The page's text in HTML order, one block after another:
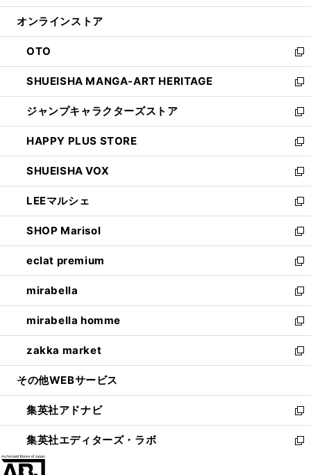
開
ン
ウ
で
開
く
ウ
ン
ド
ウ
で
開
く
オンラインストア
OTO
新
し
い
ウ
ィ
ン
ド
ウ
で
開
く
SHUEISHA MANGA-ART HERITAGE
新
し
い
ウ
ィ
ン
ド
ウ
で
開
く
ジャンプキャラクターズストア
新
し
い
ウ
ィ
ン
ド
ウ
で
開
く
HAPPY PLUS STORE
新
し
い
ウ
ィ
ン
ド
ウ
で
開
く
SHUEISHA VOX
新
し
い
ウ
ィ
ン
ド
ウ
で
開
く
LEEマルシェ
新
し
い
ウ
ィ
ン
ド
ウ
で
開
く
SHOP Marisol
新
し
い
ウ
ィ
ン
ド
ウ
で
開
eclat premium
新
し
い
ウ
ィ
ン
ド
ウ
開
く
mirabella
新
し
い
ウ
ィ
ン
ウ
で
開
く
mirabella homme
新
し
い
ウ
ン
ド
ウ
で
zakka market
新
し
ウ
ィ
ン
ド
その他WEBサービス
集英社アドナビ
新
し
い
集英社エディターズ・ラボ
新